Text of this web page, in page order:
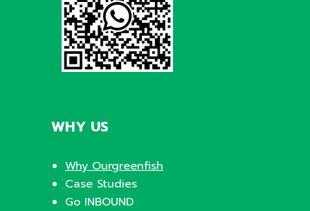
WHY US
Why Ourgreenfish
Case Studies
Go INBOUND